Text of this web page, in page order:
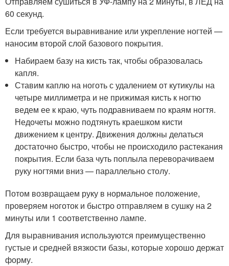
60 секунд.
Если требуется выравнивание или укрепление ногтей —
наносим второй слой базового покрытия.
Набираем базу на кисть так, чтобы образовалась
капля.
Ставим каплю на ноготь с удалением от кутикулы на
четыре миллиметра и не прижимая кисть к ногтю
ведем ее к краю, чуть подравниваем по краям ногтя.
Недочеты можно подтянуть краешком кисти
движением к центру. Движения должны делаться
достаточно быстро, чтобы не происходило растекания
покрытия. Если база чуть поплыла переворачиваем
руку ногтями вниз — параллельно столу.
Потом возвращаем руку в нормальное положение,
проверяем ноготок и быстро отправляем в сушку на 2
минуты или 1 соответственно лампе.
Для выравнивания используются преимущественно
густые и средней вязкости базы, которые хорошо держат
форму.